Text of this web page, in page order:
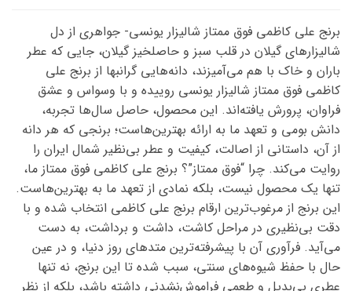
انواع
مختلفی
می
باشد.
گزینه
ها
ممکن
است
در
صفحه
محصول
انتخاب
شوند
مختلفی
می
باشد.
گزینه
ها
ممکن
است
در
صفحه
محصول
انتخاب
شوند
برنج علی کاظمی فوق ممتاز شالیزار یونسی- جواهری از دل
شالیزارهای گیلان در قلب سبز و حاصلخیز گیلان، جایی که عطر
باران و خاک با هم می‌آمیزند، دانه‌هایی گرانبها از برنج علی
کاظمی فوق ممتاز شالیزار یونسی روییده و با وسواس و عشق
فراوان، پرورش یافته‌اند. این محصول، حاصل سال‌ها تجربه،
دانش بومی و تعهد ما به ارائه بهترین‌هاست؛ برنجی که هر دانه
از آن، داستانی از اصالت، کیفیت و عطر بی‌نظیر شمال ایران را
روایت می‌کند. چرا “فوق ممتاز”؟ برنج علی کاظمی فوق ممتاز ما،
تنها یک محصول نیست، بلکه نمادی از تعهد ما به بهترین‌هاست.
این برنج از مرغوب‌ترین ارقام برنج علی کاظمی انتخاب شده و با
دقت بی‌نظیری در مراحل کاشت، داشت و برداشت، به دست
می‌آید. فرآوری آن با پیشرفته‌ترین متدهای روز دنیا، و در عین
حال با حفظ شیوه‌های سنتی، سبب شده تا این برنج، نه تنها
عطری بی‌بدیل و طعمی فراموش‌نشدنی داشته باشد، بلکه از نظر